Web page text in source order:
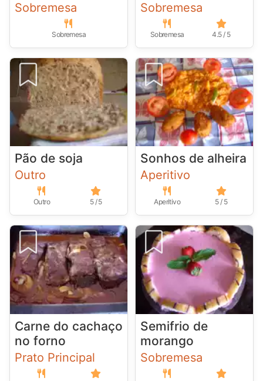
Sobremesa
Sobremesa
Sobremesa
Sobremesa 4.5 / 5
Pão de soja
Outro
Outro 5 / 5
Sonhos de alheira
Aperitivo
Aperitivo 5 / 5
Carne do cachaço
no forno
Prato Principal
Semifrio de
morango
Sobremesa